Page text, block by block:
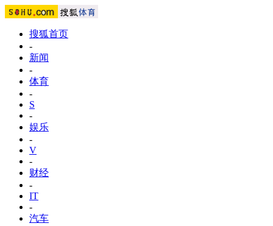
搜狐首页
-
新闻
-
体育
-
S
-
娱乐
-
V
-
财经
-
IT
-
汽车